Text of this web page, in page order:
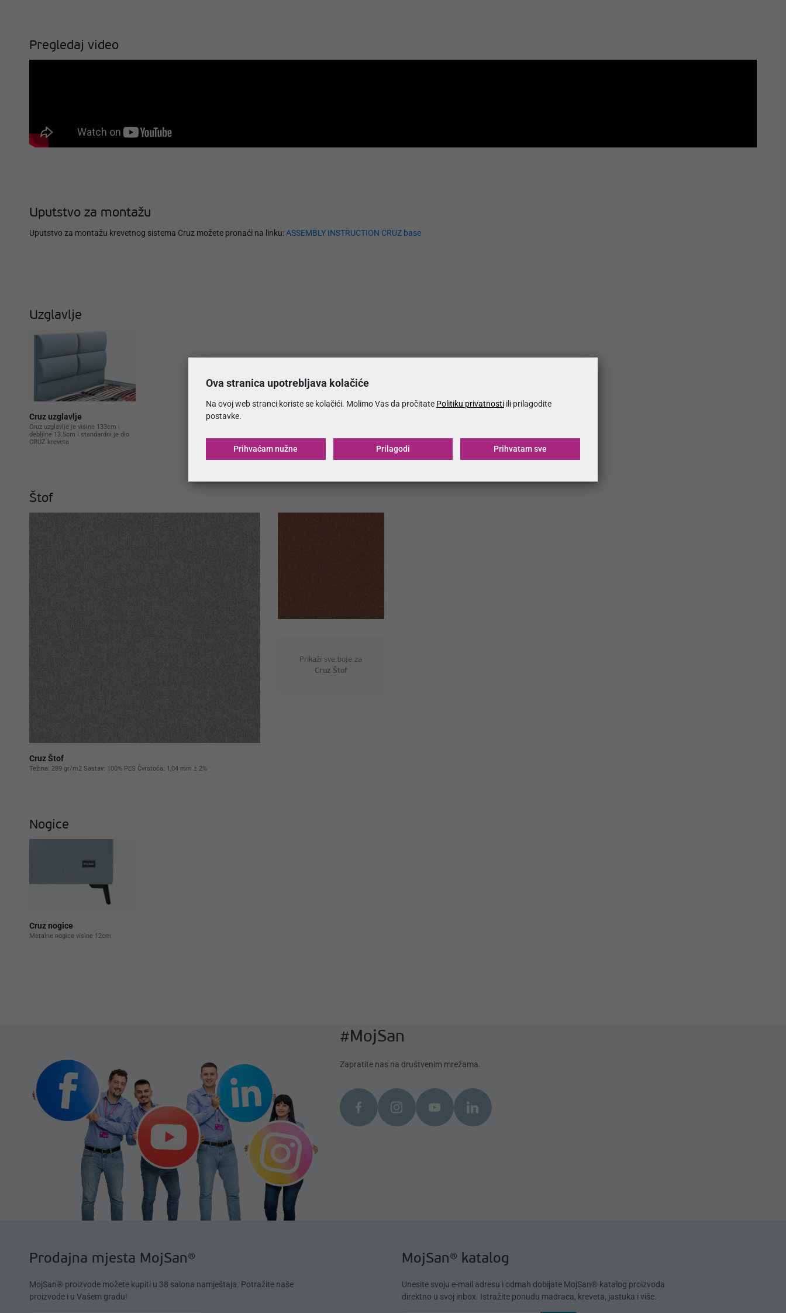
Pregledaj video
Uputstvo za montažu
Uputstvo za montažu krevetnog sistema Cruz možete pronaći na linku:ASSEMBLY INSTRUCTION CRUZ base
Uzglavlje
Cruz uzglavlje
Cruz uzglavlje je visine 133cm i
debljine 13.5cm i standardni je dio
CRUZ kreveta
Štof
Cruz Štof
Težina: 289 gr/m2 Sastav: 100% PES Čvrstoća: 1,04 mm ± 2%
Prikaži sve boje za
Cruz Štof
Nogice
Cruz nogice
Metalne nogice visine 12cm
#MojSan
Zapratite nas na društvenim mrežama.
Prodajna mjesta MojSan®
MojSan® proizvode možete kupiti u 38 salona namještaja. Potražite naše
proizvode i u Vašem gradu!
MojSan® katalog
Unesite svoju e-mail adresu i odmah dobijate MojSan® katalog proizvoda
direktno u svoj inbox. Istražite ponudu madraca, kreveta, jastuka i više.
Ova stranica upotrebljava kolačiće
Na ovoj web stranci koriste se kolačići. Molimo Vas da pročitate Politiku privatnosti ili prilagodite
postavke.
Prihvaćam nužne Prilagodi Prihvatam sve